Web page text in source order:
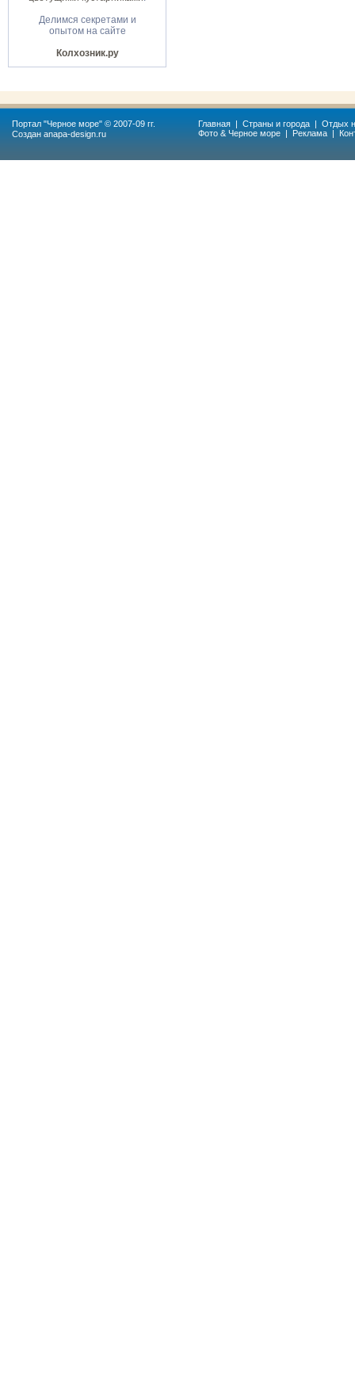
Делимся секретами и
опытом на сайте
Колхозник.ру
Портал "Черное море" © 2007-09 гг.
Создан anapa-design.ru
Главная | Страны и города | Отдых
Фото & Черное море | Реклама |